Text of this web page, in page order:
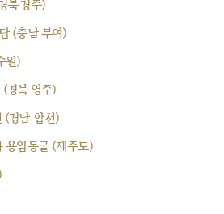
북 경주)
(충남 부여)
원)
경북 영주)
(경남 합천)
용암동굴 (제주도)